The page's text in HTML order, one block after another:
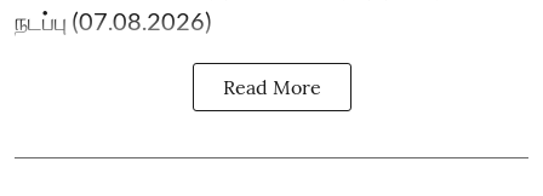
நடப்பு (07.08.2026)
Read More